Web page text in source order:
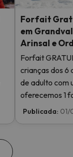
Forfait
em
Arinsal e
Forfait
crianças dos 6
de adulto com
oferecemos 1
Publicada: 01/